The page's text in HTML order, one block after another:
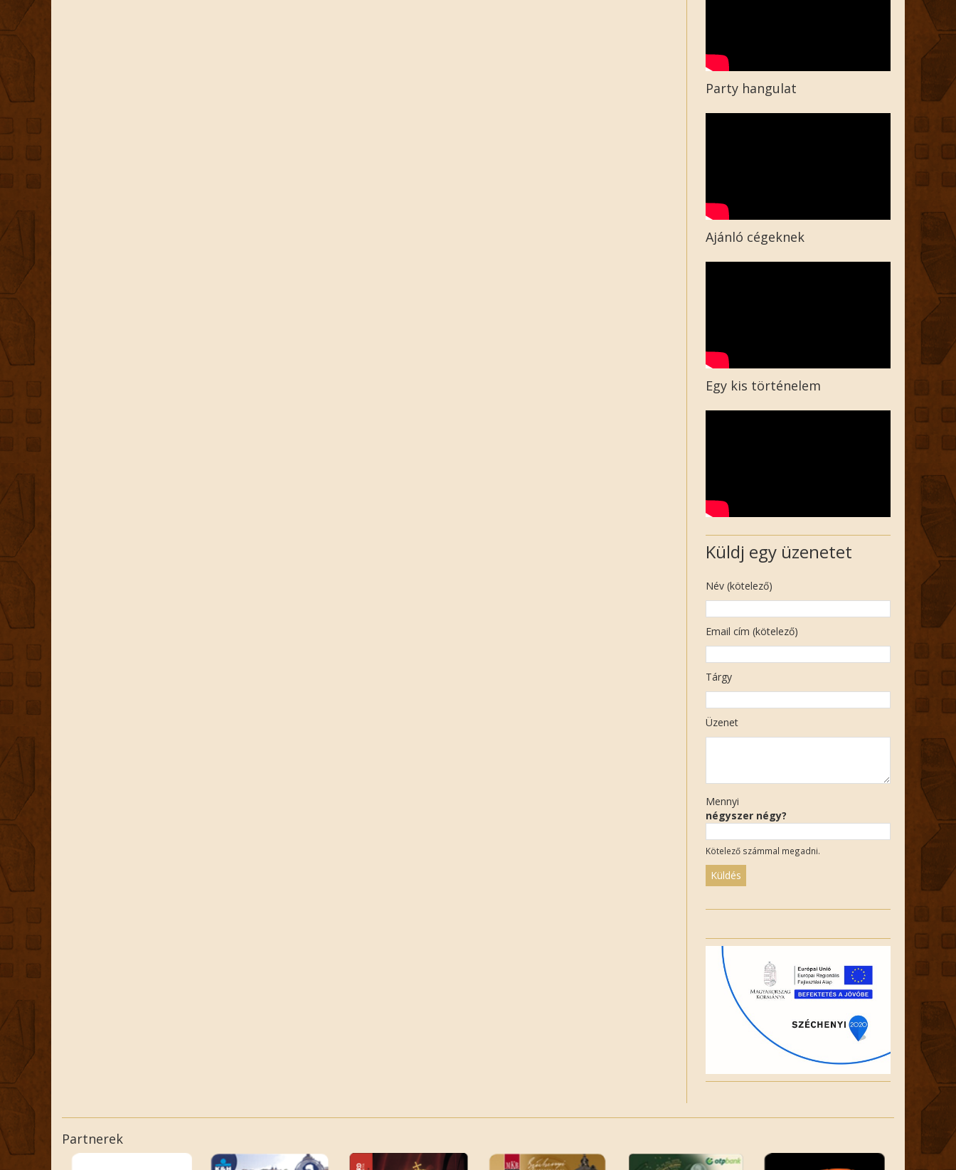
Party hangulat
Ajánló cégeknek
Egy kis történelem
Küldj egy üzenetet
Név (kötelező)
Email cím (kötelező)
Tárgy
Üzenet
Mennyi
négyszer négy?
Kötelező számmal megadni.
field
empty.
Partnerek